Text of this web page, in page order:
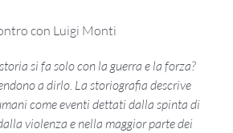
con Luigi Monti
si fa solo con la guerra e la forza?
a dirlo. La storiografia descrive
come eventi dettati dalla spinta di
violenza e nella maggior parte dei